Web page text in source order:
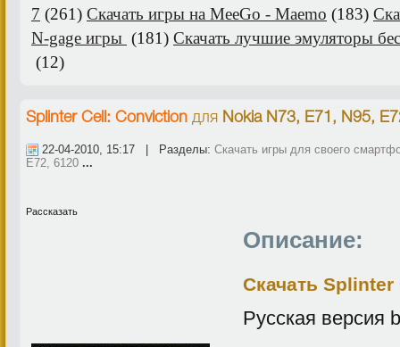
7 (261) Скачать игры на MeeGo - Maemo (183)
N-gage игры (181) Скачать лучшие эмуляторы
(12)
Splinter Cell: Conviction для Nokia N73, E71, N95,
22-04-2010, 15:17 | Разделы: Скачать игры для своего
E72, 6120 ...
Рассказать
Описание:
Скачать
Русская версия